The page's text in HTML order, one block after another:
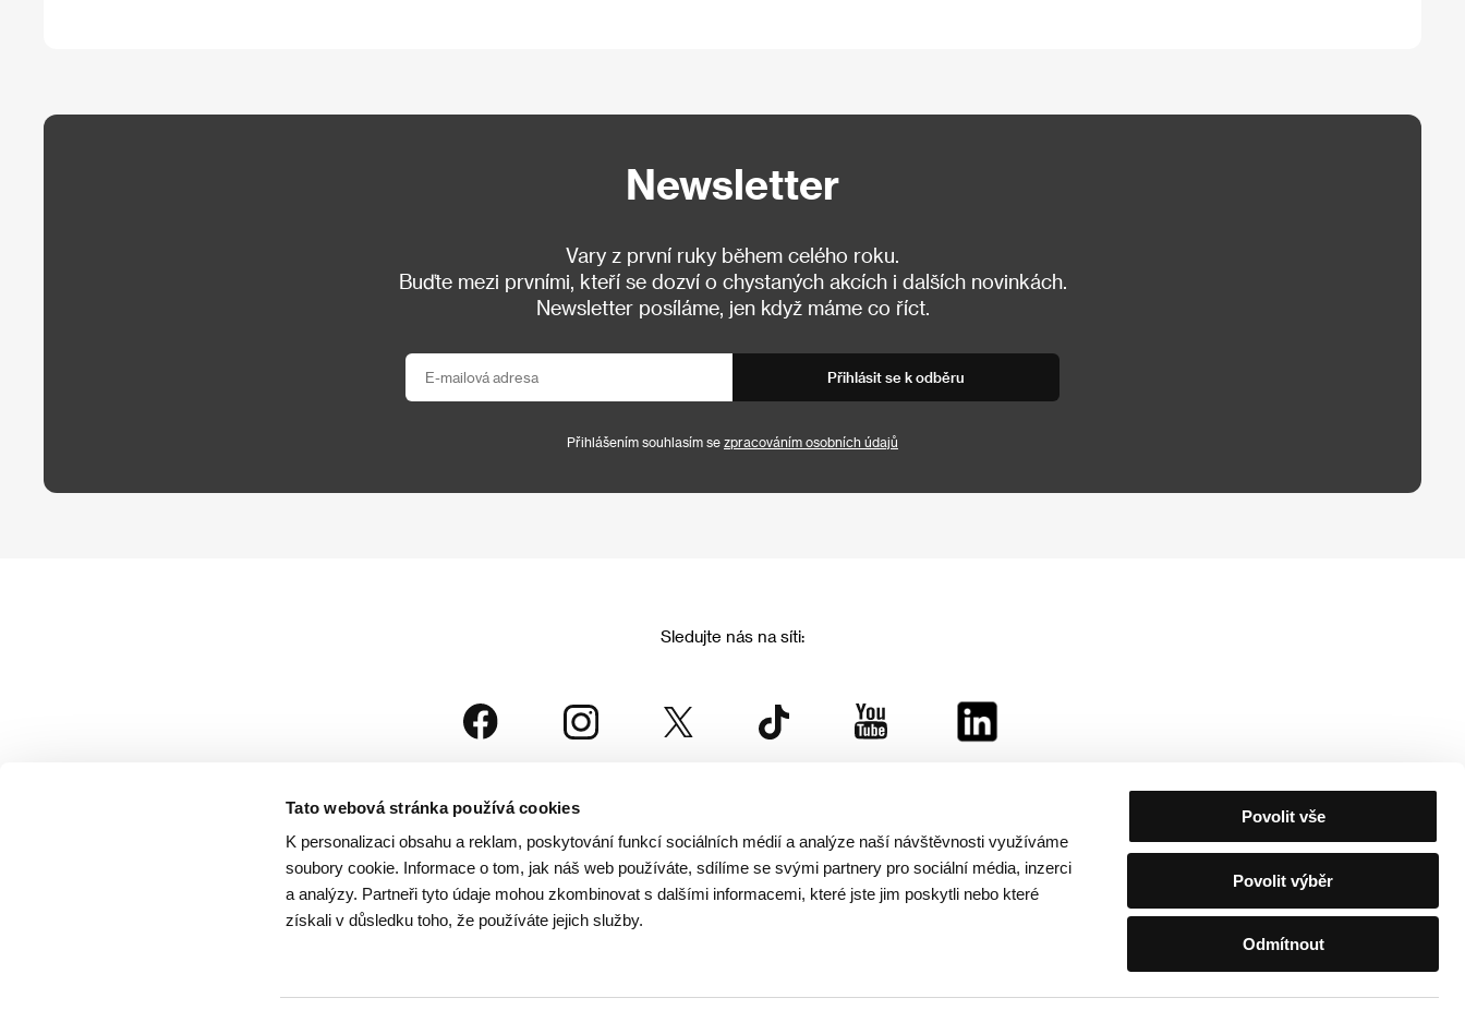
Tato webová stránka používá cookies
K personalizaci obsahu a reklam, poskytování funkcí sociálních médií a analýze naší návštěvnosti využíváme
soubory cookie. Informace o tom, jak náš web používáte, sdílíme se svými partnery pro sociální média, inzerci
a analýzy. Partneři tyto údaje mohou zkombinovat s dalšími informacemi, které jste jim poskytli nebo které
získali v důsledku toho, že používáte jejich služby.
Povolit vše
Povolit výběr
Odmítnout
Newsletter
Vary z první ruky během celého roku.
Buďte mezi prvními, kteří se dozví o chystaných akcích i dalších novinkách.
Newsletter posíláme, jen když máme co říct.
Přihlásit se k odběru
Přihlášením souhlasím se zpracováním osobních údajů
Sledujte nás na síti:
je součástí rodiny KVIFF Group, která zastřešuje i další projekty: